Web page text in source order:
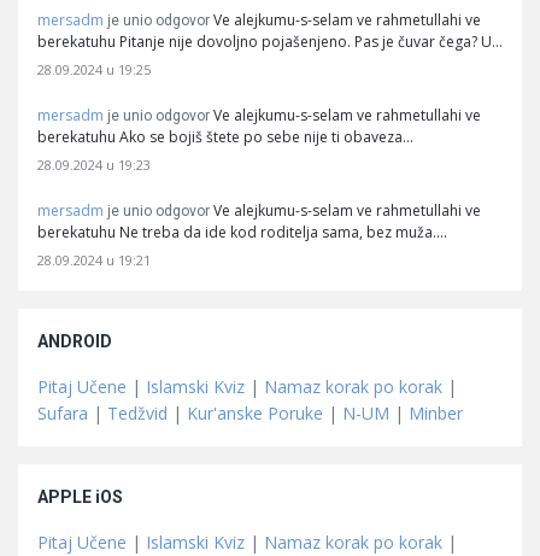
mersadm je unio odgovor Ve alejkumu-s-selam ve rahmetullahi ve
berekatuhu Pitanje nije dovoljno pojašenjeno. Pas je čuvar čega? U…
28.09.2024 u 19:25
mersadm je unio odgovor Ve alejkumu-s-selam ve rahmetullahi ve
berekatuhu Ako se bojiš štete po sebe nije ti obaveza…
28.09.2024 u 19:23
mersadm je unio odgovor Ve alejkumu-s-selam ve rahmetullahi ve
berekatuhu Ne treba da ide kod roditelja sama, bez muža.…
28.09.2024 u 19:21
ANDROID
Pitaj Učene | Islamski Kviz | Namaz korak po korak |
Sufara | Tedžvid | Kur'anske Poruke | N-UM | Minber
APPLE iOS
Pitaj Učene | Islamski Kviz | Namaz korak po korak |